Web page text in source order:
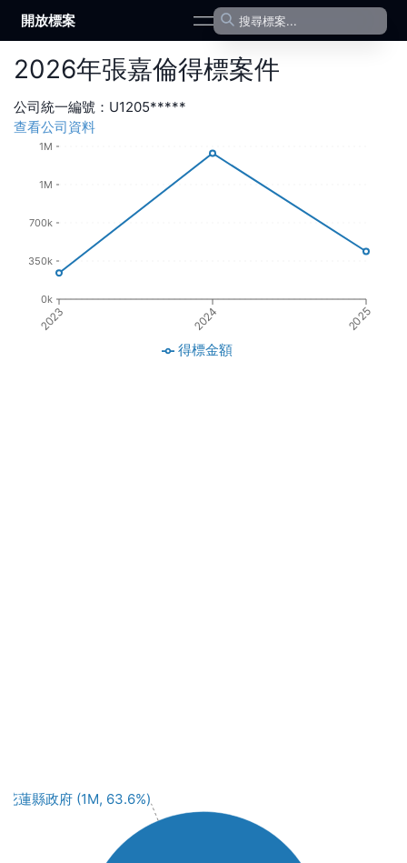
開放標案 open navigation menu
2026年張嘉倫得標案件
公司統一編號： U1205*****
查看公司資料
2023 2024 2025
0k
350k
700k
1M
1M
得標金額
花蓮縣政府 (1M, 63.6%)